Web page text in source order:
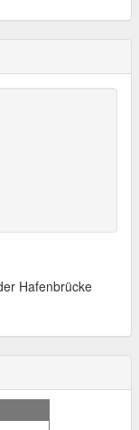
Hafenbrücke